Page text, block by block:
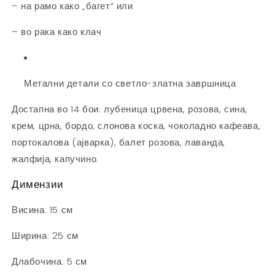
– на рамо како „багет“ или
– во рака како клач
Метални детали со светло-златна завршница
Достапна во 14 бои: лубеница црвена, розова, сина,
крем, црна, бордо, слонова коска, чоколадно кафеава,
портокалова (ајварка), балет розова, лаванда,
жалфија, капучино.
Димензии
Висина: 15 см
Ширина: 25 см
Длабочина: 5 см